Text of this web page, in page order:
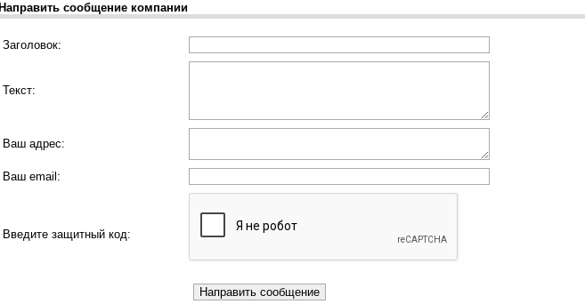
Направить сообщение компании
Заголовок:
Текст:
Ваш адрес:
Ваш email:
Введите защитный код: